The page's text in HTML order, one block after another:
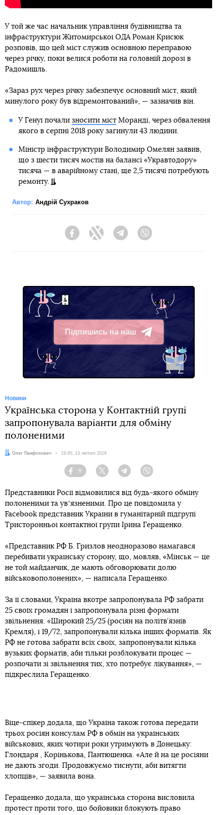
У той же час начальник управління будівництва та
інфраструктури Житомирської ОДА Роман Крисюк
розповів, що цей міст служив основною переправою
через річку, поки велися роботи на головній дорозі в
Радомишль.
«Зараз рух через річку забезпечує основний міст, який
минулого року був відремонтований», — зазначив він.
У Генуї почали зносити містМоранді, через обвалення
якого в серпні 2018 року загинули 43 людини.
Міністр інфраструктури Володимир Омелян заявив,
що з шести тисяч мостів на балансі «Укравтодору»
тисяча — в аварійному стані, ще 2,5 тисячі потребують
ремонту.
Автор: Андрій Сухраков
FacebookTwitter Telegram
Підпишись на наш
Telegram
Новини
Українська сторона у Контактній групі
запропонувала варіанти для обміну
полоненими
Автор:
Олег Панфілович Дата:
19:45, 13 лютого 2019
Facebook
8
Twitter TelegramViber
Представники Росії відмовилися від будь-якого обміну
полоненими та увʼязненими. Про це повідомила у
Facebook представник України в гуманітарній підгрупі
Тристоронньої контактної групи Ірина Геращенко.
«Представник РФ Б. Гризлов неодноразово намагався
перебивати українську сторону, що, мовляв, «Мінськ — це
не той майданчик, де мають обговорювати долю
військовополонених», — написала Геращенко.
За її словами, Україна вкотре запропонувала РФ забрати
25 своїх громадян і запропонувала різні формати
звільнення. «Широкий 25/25 (росіян на політв’язнів
Кремля), і 19/72, запропонували кілька інших форматів. Як
РФ не готова забрати всіх своїх, запропонували кілька
вузьких форматів, аби тільки розблокувати процес —
розпочати зі звільнення тих, хто потребує лікування», —
підкреслила Геращенко.
Віце-спікер додала, що Україна також готова передати
трьох росіян консулам РФ в обмін на українських
військових, яких чотири роки утримують в Донецьку:
Глондаря , Корінькова, Пантюшенка. «Але й на це росіяни
не дають згоди. Продовжуємо тиснути, аби витягти
хлопців», — заявила вона.
Геращенко додала, що українська сторона висловила
протест проти того, що бойовики блокують право